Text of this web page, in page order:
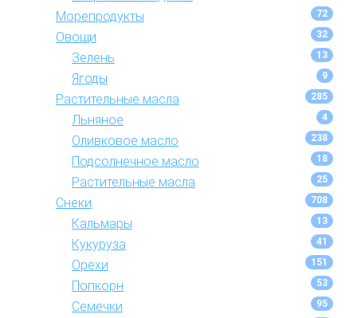
Морепродукты
72
Овощи 32
Зелень 13
Ягоды 9
Растительные масла 285
Льняное 4
Оливковое масло 238
Подсолнечное масло 18
Растительные масла 25
Снеки 708
Кальмары 13
Кукуруза 41
Орехи 151
Попкорн 53
Семечки 95